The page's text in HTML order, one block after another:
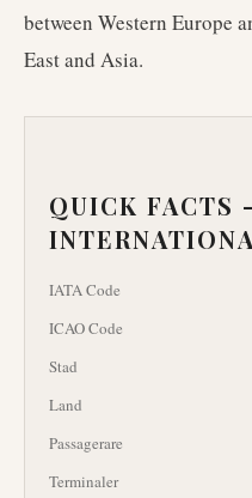
between Western Europe
East and Asia.
QUICK
IATA Code
ICAO Code
Stad
Land
Passagerare
Terminaler